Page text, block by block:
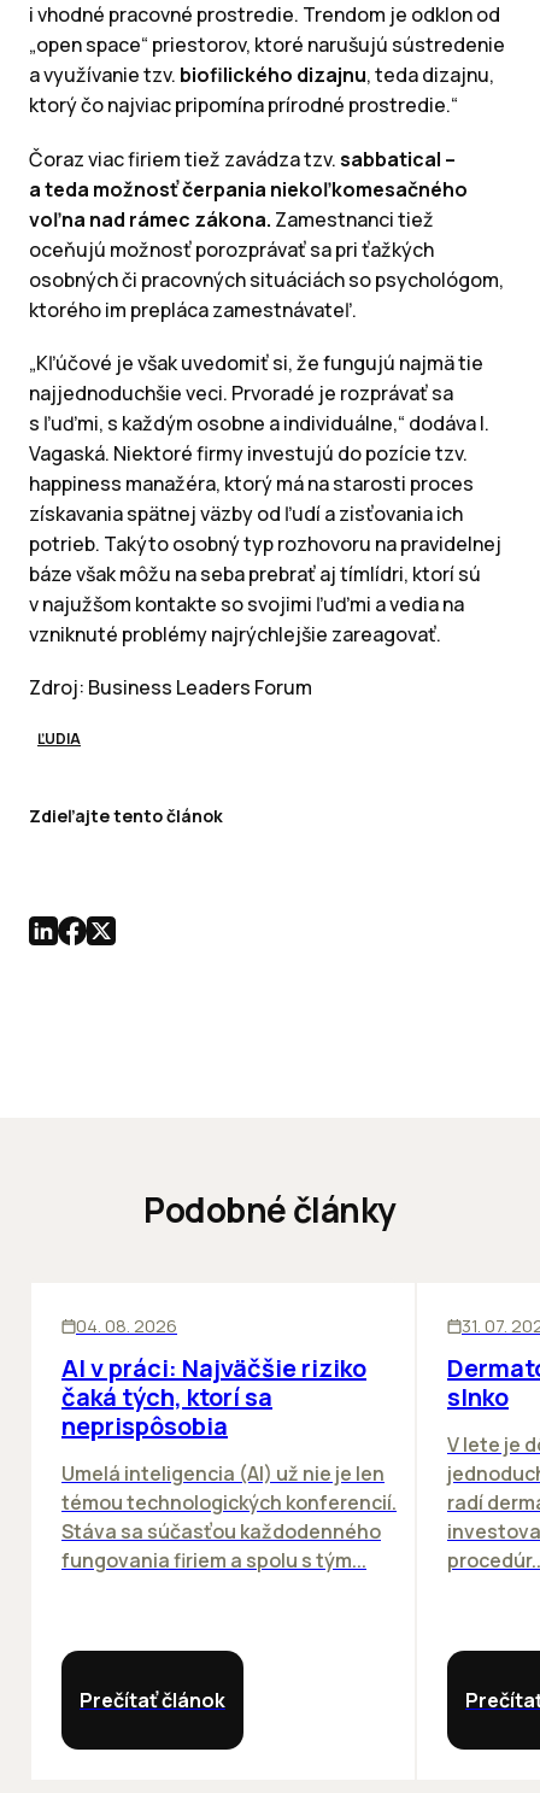
i vhodné pracovné prostredie. Trendom je odklon od
„open space“ priestorov, ktoré narušujú sústredenie
a využívanie tzv. biofilického dizajnu, teda dizajnu,
ktorý čo najviac pripomína prírodné prostredie.“
Čoraz viac firiem tiež zavádza tzv.sabbatical –
a teda možnosť čerpania niekoľkomesačného
voľna nad rámec zákona. Zamestnanci tiež
oceňujú možnosť porozprávať sa pri ťažkých
osobných či pracovných situáciách so psychológom,
ktorého im prepláca zamestnávateľ.
„Kľúčové je však uvedomiť si, že fungujú najmä tie
najjednoduchšie veci. Prvoradé je rozprávať sa
s ľuďmi, s každým osobne a individuálne,“ dodáva I.
Vagaská. Niektoré firmy investujú do pozície tzv.
happiness manažéra, ktorý má na starosti proces
získavania spätnej väzby od ľudí a zisťovania ich
potrieb. Takýto osobný typ rozhovoru na pravidelnej
báze však môžu na seba prebrať aj tímlídri, ktorí sú
v najužšom kontakte so svojimi ľuďmi a vedia na
vzniknuté problémy najrýchlejšie zareagovať.
Zdroj: Business Leaders Forum
ĽUDIA
Zdieľajte tento článok
Podobné články
04. 08. 2026
AI v práci: Najväčšie riziko
čaká tých, ktorí sa
neprispôsobia
Umelá inteligencia (AI) už nie je len
témou technologických konferencií.
Stáva sa súčasťou každodenného
fungovania firiem a spolu s tým...
Prečítať článok
31. 07.
slnko
V lete je
radí